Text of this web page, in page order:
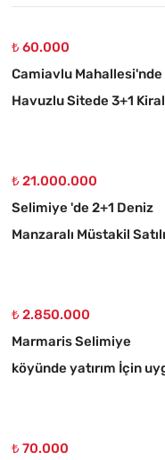
₺ 60.000
Camiavlu Mahallesi'nde
Havuzlu Sitede 3+1
₺ 21.000.000
Selimiye 'de 2+1 Deniz
Manzaralı Müstakil
₺ 2.850.000
Marmaris Selimiye
köyünde yatırım İçin
₺ 70.000